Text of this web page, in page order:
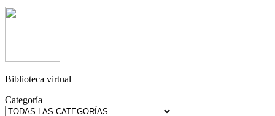
Biblioteca virtual
Categoría